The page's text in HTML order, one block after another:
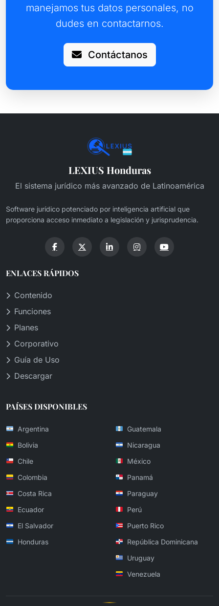
manejamos tus datos personales, no
dudes en contactarnos.
Contáctanos
LEXIUS Honduras
El sistema jurídico más avanzado de Latinoamérica
Software jurídico potenciado por inteligencia artificial que
proporciona acceso inmediato a legislación y jurisprudencia.
ENLACES RÁPIDOS
Contenido
Funciones
Planes
Corporativo
Guía de Uso
Descargar
PAÍSES DISPONIBLES
Argentina
Bolivia
Chile
Colombia
Costa Rica
Ecuador
El Salvador
Honduras
Guatemala
Nicaragua
México
Panamá
Paraguay
Perú
Puerto Rico
República Dominicana
Uruguay
Venezuela